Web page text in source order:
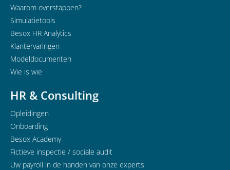
Waarom overstappen?
Simulatietools
Besox HR Analytics
Klantervaringen
Modeldocumenten
Wie is wie
HR & Consulting
Opleidingen
Onboarding
Besox Academy
Fictieve inspectie / sociale audit
Uw payroll in de handen van onze experts